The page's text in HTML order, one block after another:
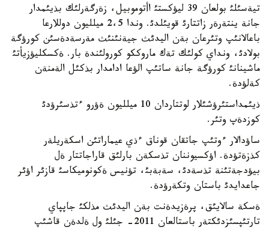
تيةسئلئ بولعان 39 ليؤكستئ اأتوموبيل، زةرگةرلئك بذيئمدار
جانة ينتةرةر زاتتارئ قويئلدئ. وندا 2،5 ميلليون دوللارعا
باعالانئپ وتئرعان بةن اليدئث جيةنئنئث مةرسةدةسئن كورؤگة
بولادئ، ونداي كولئك تةك ماروككو كورولئندة بار. ةكسكليؤزيأتئ
ماشينانئ كورؤگة جانة ساتئپ الؤعا ادامدار بذكئل الةمنةن
كةلؤدة.
ذيئمداستئرؤشئلار لوتتاردان 10 ميلليون ةؤرو ءتذسئرؤدئ
كوزدةپ وتئر.
ساؤدالار ءوتئپ جاتقان قوناق ءذي عيماراتئن اسكةريلةر
كذزةتؤدة. اؤكسيوننان تذسكةن بارلئق قاراجاتتار ةل
بيؤدجةتئنة تذسةدئ، سةبةبئ، تؤنيس ةكونوميكاسئ قازئر اؤئر
جاعدايدئ باستان وتكةرؤدة.
ةسكة سالايئق، پرةزيدةنت بةن اليدئث مذلكئ جاپپاي
تارتئپسئزدئكتةر باستالعان 2011- جئلئ ول ةلدةن قاشئپ